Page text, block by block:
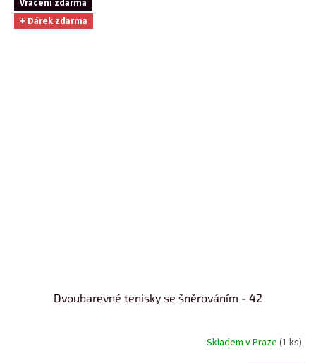
Vrácení zdarma
+ Dárek zdarma
Dvoubarevné tenisky se šněrováním - 42
Skladem v Praze (1 ks)